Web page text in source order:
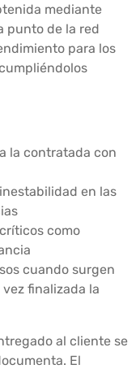
mediante
punto de la red
para los
la contratada con
en las
como
cuando surgen
finalizada la
al cliente se
El